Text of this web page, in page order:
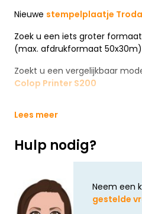
Nieuwe stempelplaatje
Zoek u een iets groter
(max. afdrukformaat 50x30m)
Zoekt u een vergelijkbaar
Colop Printer S200
Lees meer
Hulp nodig?
Neem een
gestelde